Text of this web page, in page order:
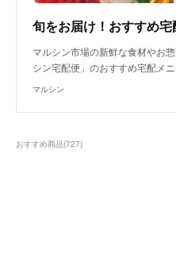
旬をお届け！おすすめ
マルシン市場の新鮮な食材やお
シン宅配便」のおすすめ宅配メ
マルシン
おすすめ商品(727)